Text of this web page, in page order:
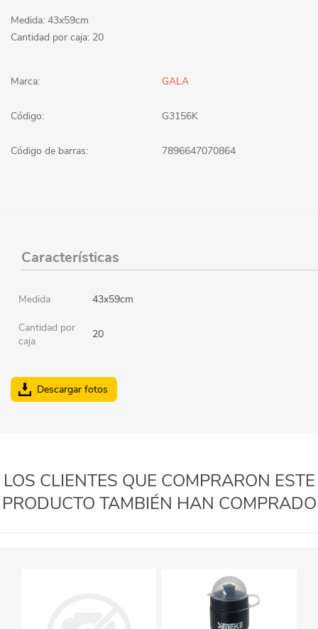
Medida: 43x59cm
Cantidad por caja: 20
Marca: GALA
Código: G3156K
Código de barras: 7896647070864
Características
Medida 43x59cm
Cantidad por
caja
20
Descargar fotos
LOS CLIENTES QUE COMPRARON ESTE
PRODUCTO TAMBIÉN HAN COMPRADO